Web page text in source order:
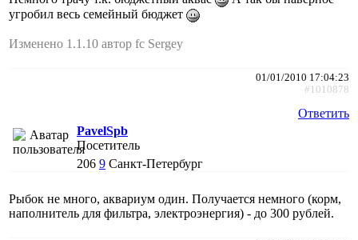
угробил весь семейный бюджет
Изменено 1.1.10 автор fc Sergey
01/01/2010 17:04:23
#1010878
Ответить
PavelSpb
Посетитель
206 9 Санкт-Петербург
Рыбок не много, аквариум один. Получается немного (корм,
наполнитель для фильтра, электроэнергия) - до 300 рублей.